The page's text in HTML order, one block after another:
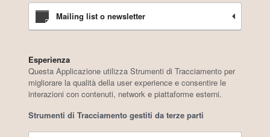
Mailing list o newsletter
Esperienza
Questa Applicazione utilizza Strumenti di Tracciamento per
migliorare la qualità della user experience e consentire le
interazioni con contenuti, network e piattaforme esterni.
Strumenti di Tracciamento gestiti da terze parti